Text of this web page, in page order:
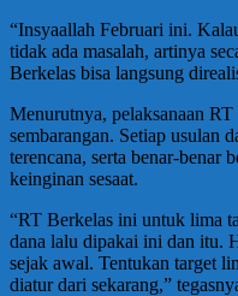
“Insyaallah Februari ini.
tidak ada masalah, artinya
Berkelas bisa langsung
Menurutnya, pelaksanaan
sembarangan. Setiap usulan
terencana, serta benar-benar
keinginan sesaat.
“RT Berkelas ini untuk lima
dana lalu dipakai ini dan itu.
sejak awal. Tentukan target
diatur dari sekarang,”